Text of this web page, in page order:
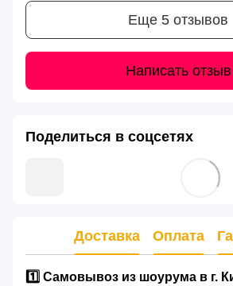
Еще 5 отзывов
Написать отзыв
Поделиться в соцсетях
Доставка Оплата
1️⃣ Самовывоз из шоурума в г.